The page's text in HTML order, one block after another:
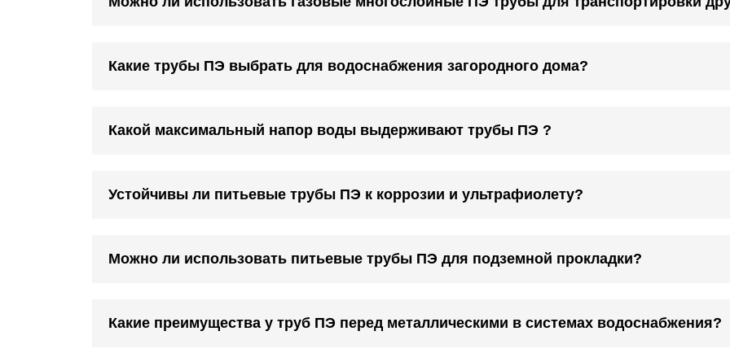
Какие трубы ПЭ выбрать для водоснабжения загородного дома?
Какой максимальный напор воды выдерживают трубы ПЭ ?
Устойчивы ли питьевые трубы ПЭ к коррозии и ультрафиолету?
Можно ли использовать питьевые трубы ПЭ для подземной прокладки?
Какие преимущества у труб ПЭ перед металлическими в системах водоснабжения?